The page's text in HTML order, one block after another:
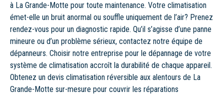
à La Grande-Motte pour toute maintenance. Votre climatisation
émet-elle un bruit anormal ou souffle uniquement de l’air? Prenez
rendez-vous pour un diagnostic rapide. Qu’il s’agisse d’une panne
mineure ou d’un problème sérieux, contactez notre équipe de
dépanneurs. Choisir notre entreprise pour le dépannage de votre
système de climatisation accroît la durabilité de chaque appareil.
Obtenez un devis climatisation réversible aux alentours de La
Grande-Motte sur-mesure pour couvrir les réparations